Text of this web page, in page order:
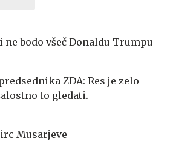
ne bodo všeč Donaldu Trumpu
ZDA: Res je zelo
to gledati.
Musarjeve